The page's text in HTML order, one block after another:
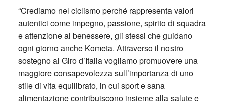
“Crediamo nel ciclismo perché rappresenta valori
autentici come impegno, passione, spirito di squadra
e attenzione al benessere, gli stessi che guidano
ogni giorno anche Kometa. Attraverso il nostro
sostegno al Giro d’Italia vogliamo promuovere una
maggiore consapevolezza sull’importanza di uno
stile di vita equilibrato, in cui sport e sana
alimentazione contribuiscono insieme alla salute e